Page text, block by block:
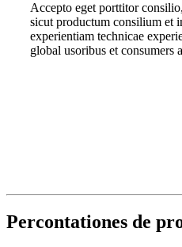
Accepto eget porttitor
sicut productum consilium et
experientiam technicae
global usoribus et consumers
Percontationes de